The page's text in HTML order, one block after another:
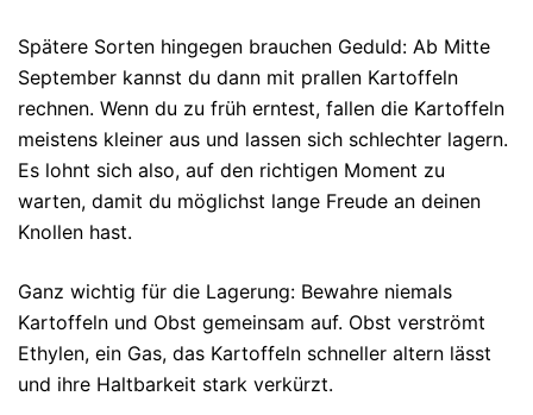
Spätere Sorten hingegen brauchen Geduld: Ab Mitte
September kannst du dann mit prallen Kartoffeln
rechnen. Wenn du zu früh erntest, fallen die Kartoffeln
meistens kleiner aus und lassen sich schlechter lagern.
Es lohnt sich also, auf den richtigen Moment zu
warten, damit du möglichst lange Freude an deinen
Knollen hast.
Ganz wichtig für die Lagerung: Bewahre niemals
Kartoffeln und Obst gemeinsam auf. Obst verströmt
Ethylen, ein Gas, das Kartoffeln schneller altern lässt
und ihre Haltbarkeit stark verkürzt.